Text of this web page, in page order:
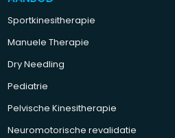
Sportkinesitherapie
Manuele Therapie
Dry Needling
Pediatrie
Pelvische Kinesitherapie
Neuromotorische revalidatie